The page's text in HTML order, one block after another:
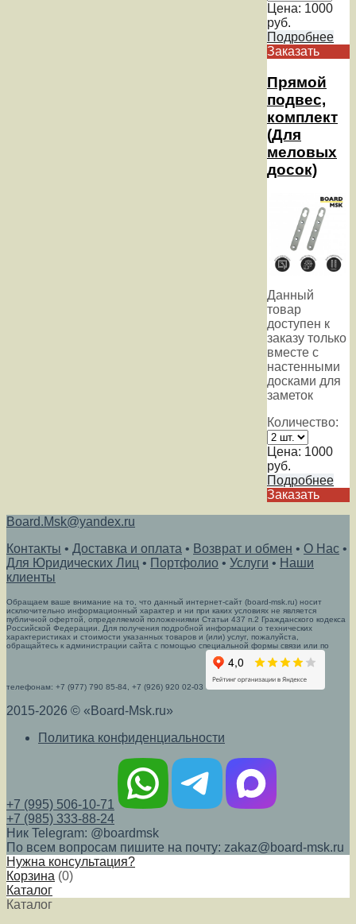
Цена: 1000
руб.
Подробнее
Заказать
Прямой
подвес,
комплект
(Для
меловых
досок)
Данный
товар
доступен к
заказу только
вместе с
настенными
досками для
заметок
Количество:
Цена: 1000
руб.
Подробнее
Заказать
Board.Msk@yandex.ru
Контакты • Доставка и оплата • Возврат и обмен • О Нас •
Для Юридических Лиц • Портфолио • Услуги • Наши
клиенты
Обращаем ваше внимание на то, что данный интернет-сайт (board-msk.ru) носит
исключительно информационный характер и ни при каких условиях не является
публичной офертой, определяемой положениями Статьи 437 п.2 Гражданского кодекса
Российской Федерации. Для получения подробной информации о технических
характеристиках и стоимости указанных товаров и (или) услуг, пожалуйста,
обращайтесь к администрации сайта с помощью специальной формы связи или по
телефонам: +7 (977) 790 85-84, +7 (926) 920 02-03
2015-2026 © «Board-Msk.ru»
Политика конфиденциальности
+7 (995) 506-10-71
+7 (985) 333-88-24
Ник Telegram: @boardmsk
По всем вопросам пишите на почту: zakaz@board-msk.ru
Нужна консультация?
Корзина (0)
Каталог
Каталог